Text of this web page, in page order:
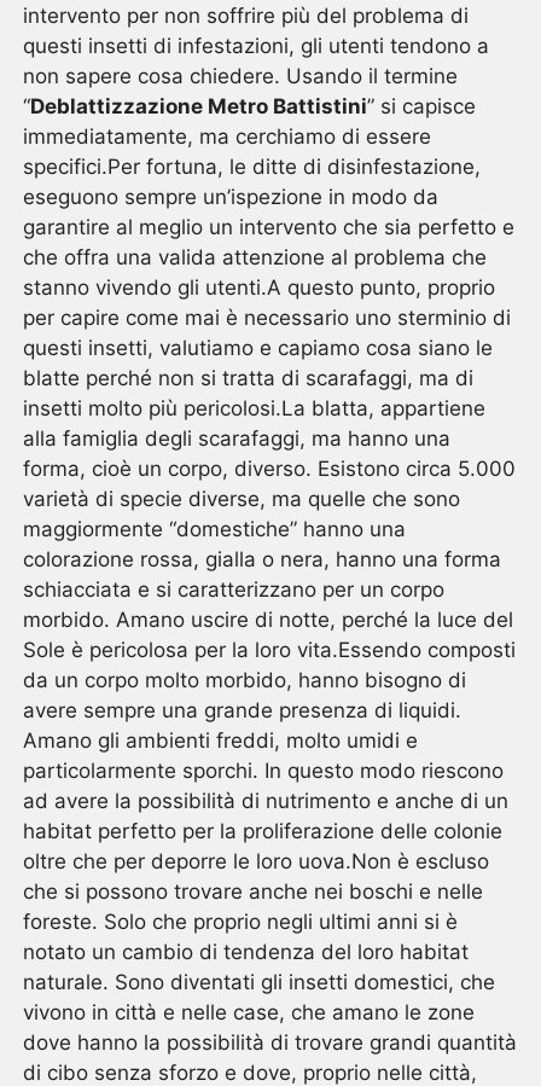
intervento per non soffrire più del problema di
questi insetti di infestazioni, gli utenti tendono a
non sapere cosa chiedere. Usando il termine
“Deblattizzazione Metro Battistini” si capisce
immediatamente, ma cerchiamo di essere
specifici.Per fortuna, le ditte di disinfestazione,
eseguono sempre un’ispezione in modo da
garantire al meglio un intervento che sia perfetto e
che offra una valida attenzione al problema che
stanno vivendo gli utenti.A questo punto, proprio
per capire come mai è necessario uno sterminio di
questi insetti, valutiamo e capiamo cosa siano le
blatte perché non si tratta di scarafaggi, ma di
insetti molto più pericolosi.La blatta, appartiene
alla famiglia degli scarafaggi, ma hanno una
forma, cioè un corpo, diverso. Esistono circa 5.000
varietà di specie diverse, ma quelle che sono
maggiormente “domestiche” hanno una
colorazione rossa, gialla o nera, hanno una forma
schiacciata e si caratterizzano per un corpo
morbido. Amano uscire di notte, perché la luce del
Sole è pericolosa per la loro vita.Essendo composti
da un corpo molto morbido, hanno bisogno di
avere sempre una grande presenza di liquidi.
Amano gli ambienti freddi, molto umidi e
particolarmente sporchi. In questo modo riescono
ad avere la possibilità di nutrimento e anche di un
habitat perfetto per la proliferazione delle colonie
oltre che per deporre le loro uova.Non è escluso
che si possono trovare anche nei boschi e nelle
foreste. Solo che proprio negli ultimi anni si è
notato un cambio di tendenza del loro habitat
naturale. Sono diventati gli insetti domestici, che
vivono in città e nelle case, che amano le zone
dove hanno la possibilità di trovare grandi quantità
di cibo senza sforzo e dove, proprio nelle città,